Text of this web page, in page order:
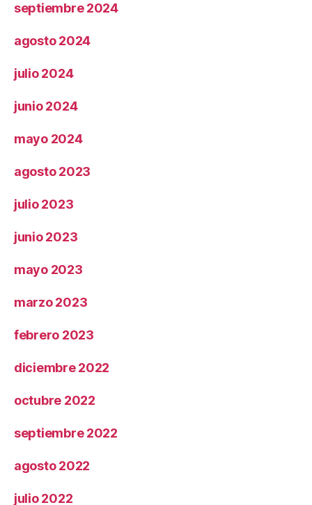
septiembre 2024
agosto 2024
julio 2024
junio 2024
mayo 2024
agosto 2023
julio 2023
junio 2023
mayo 2023
marzo 2023
febrero 2023
diciembre 2022
octubre 2022
septiembre 2022
agosto 2022
julio 2022